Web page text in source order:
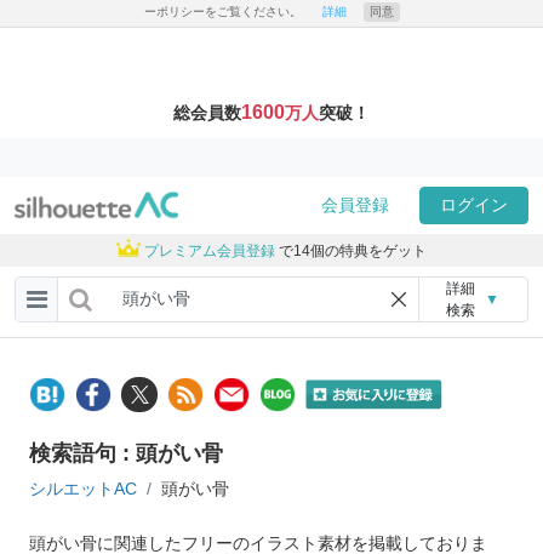
ーポリシーをご覧ください。 詳細 同意
総会員数1600万人突破！
会員登録 ログイン
プレミアム会員登録 で14個の特典をゲット
詳細
検索
▼
検索語句 : 頭がい骨
シルエットAC 頭がい骨
頭がい骨に関連したフリーのイラスト素材を掲載しておりま